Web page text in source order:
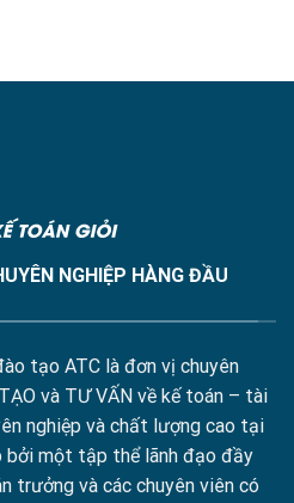
NGHIỆP HÀNG ĐẦU
tạo ATC là đơn vị chuyên
và TƯ VẤN về kế toán – tài
nghiệp và chất lượng cao tại
bởi một tập thể lãnh đạo đầy
trưởng và các chuyên viên có